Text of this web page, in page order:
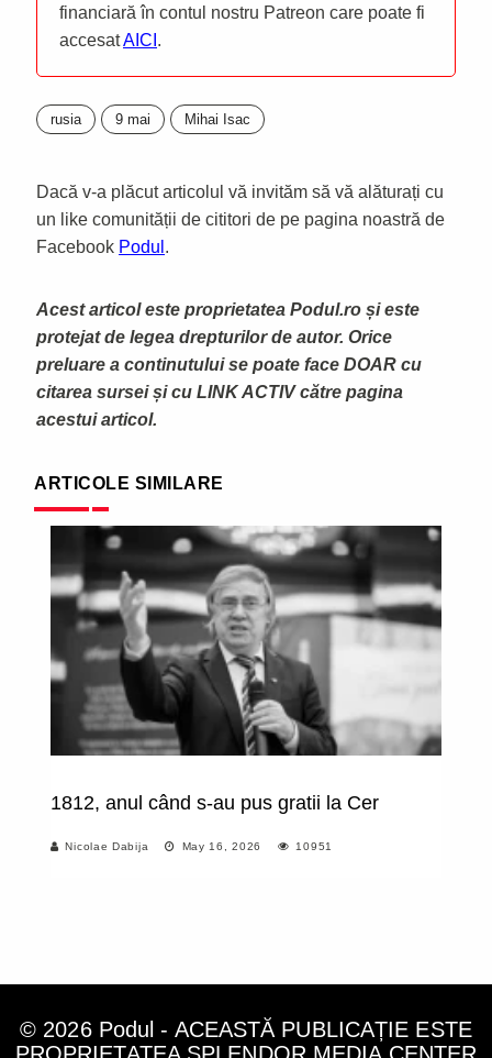
financiară în contul nostru Patreon care poate fi
accesatAICI .
rusia 9 mai Mihai Isac
Dacă v-a plăcut articolul vă invităm să vă alăturați cu
un like comunității de cititori de pe pagina noastră de
Facebook Podul .
Acest articol este proprietatea Podul.ro și este
protejat de legea drepturilor de autor. Orice
preluare a continutului se poate face DOAR cu
citarea sursei și cu LINK ACTIV către pagina
acestui articol.
ARTICOLE SIMILARE
1812, anul când s-au pus gratii la Cer
Nicolae Dabija May 16, 2026 10951
© 2026 Podul - ACEASTĂ PUBLICAȚIE ESTE